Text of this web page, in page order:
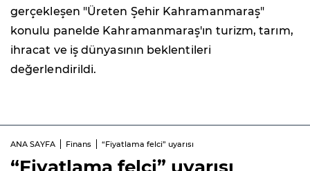
gerçekleşen "Üreten Şehir Kahramanmaraş"
konulu panelde Kahramanmaraş'ın turizm, tarım,
ihracat ve iş dünyasının beklentileri
değerlendirildi.
ANA SAYFA Finans “Fiyatlama felci” uyarısı